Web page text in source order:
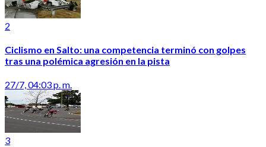
2
Ciclismo en Salto: una competencia terminó con golpes
tras una polémica agresión en la pista
27/7, 04:03 p. m.
3